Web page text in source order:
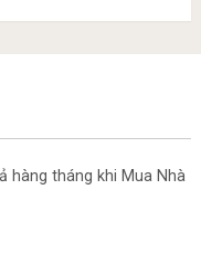
hàng tháng khi Mua Nhà